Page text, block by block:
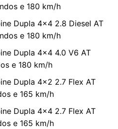
e 180 km/h
Dupla 4×4 2.8 Diesel AT
e 180 km/h
Dupla 4×4 4.0 V6 AT
e 180 km/h
Dupla 4×2 2.7 Flex AT
e 165 km/h
Dupla 4×4 2.7 Flex AT
e 165 km/h